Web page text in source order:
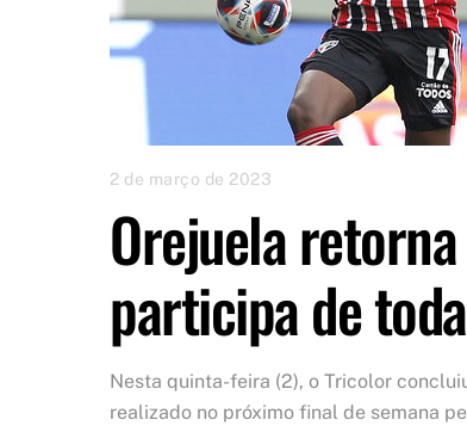
2 de março de 2023
Orejuela
participa de
Nesta quinta-feira (2), o Tricolor
realizado no próximo final de semana